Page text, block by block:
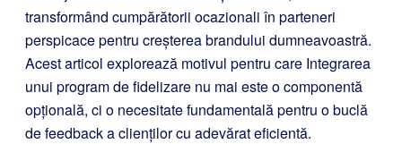
transformând cumpărătorii ocazionali în parteneri
perspicace pentru creșterea brandului dumneavoastră.
Acest articol explorează motivul pentru care Integrarea
unui program de fidelizare nu mai este o componentă
opțională, ci o necesitate fundamentală pentru o buclă
de feedback a clienților cu adevărat eficientă.